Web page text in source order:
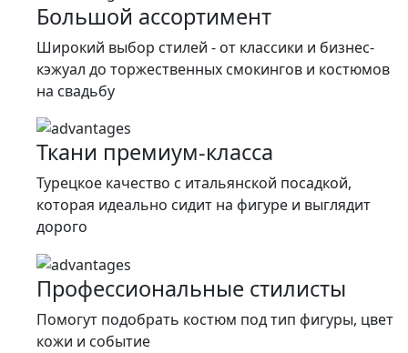
Большой ассортимент
Широкий выбор стилей - от классики и бизнес-
кэжуал до торжественных смокингов и костюмов
на свадьбу
Ткани премиум-класса
Турецкое качество c итальянской посадкой,
которая идеально сидит на фигуре и выглядит
дорого
Профессиональные стилисты
Помогут подобрать костюм под тип фигуры, цвет
кожи и событие